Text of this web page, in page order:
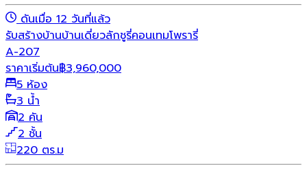
ดันเมื่อ 12 วันที่แล้ว
รับสร้างบ้านบ้านเดี่ยวลักชูรี่คอนเทมโพรารี่
A-207
ราคาเริ่มต้น฿3,960,000
5 ห้อง
3 น้ำ
2 คัน
2 ชั้น
220 ตร.ม